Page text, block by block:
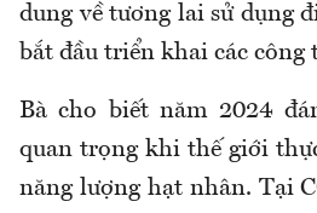
dung về tương lai sử dụng
bắt đầu triển khai các công
Bà cho biết năm 2024
quan trọng khi thế giới
năng lượng hạt nhân. Tại